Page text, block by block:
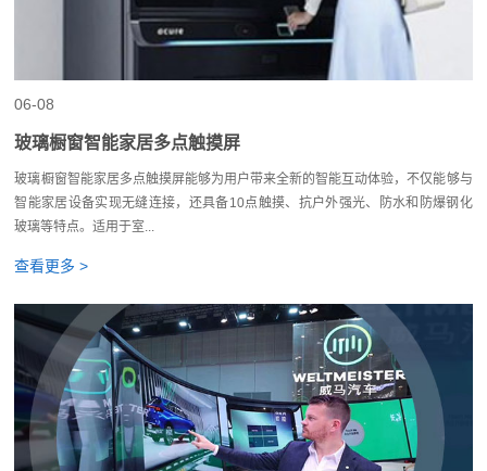
06-08
玻璃橱窗智能家居多点触摸屏
玻璃橱窗智能家居多点触摸屏能够为用户带来全新的智能互动体验，不仅能够与
智能家居设备实现无缝连接，还具备10点触摸、抗户外强光、防水和防爆钢化
玻璃等特点。适用于室...
查看更多 >